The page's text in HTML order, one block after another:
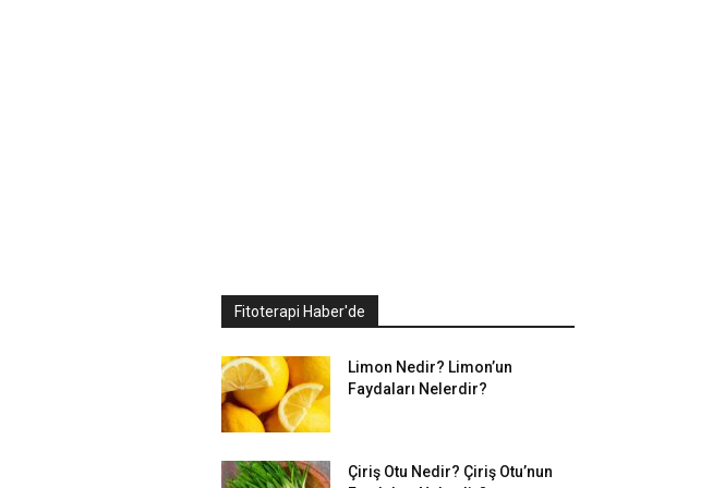
Fitoterapi Haber'de
Limon Nedir? Limon’un
Faydaları Nelerdir?
Çiriş Otu Nedir? Çiriş Otu’nun